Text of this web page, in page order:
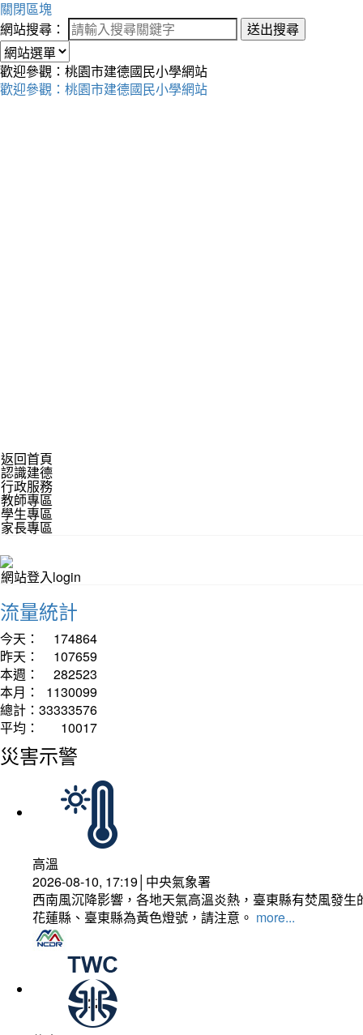
關閉區塊
網站搜尋：
送出搜尋
歡迎參觀：桃園市建德國民小學網站
歡迎參觀：桃園市建德國民小學網站
返回首頁
認識建德
行政服務
教師專區
學生專區
家長專區
網站登入login
流量統計
今天：
174864
昨天：
107659
本週：
282523
本月：
1130099
總計： 33333576
平均：
10017
災害示警
高溫
2026-08-10, 17:19│中央氣象署
西南風沉降影響，各地天氣高溫炎熱，臺東縣有焚風發
花蓮縣、臺東縣為黃色燈號，請注意。 more...